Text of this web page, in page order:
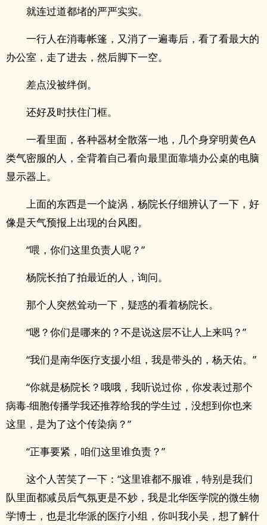
就连过道都堵的严严实实。
一行人在消毒帐篷，又消了一遍毒后，看了看最大的
办公室，走了进去，然后脚下一空。
差点没被绊倒。
还好及时扶住门框。
一看里面，各种器材全散落一地，几个身穿明黄色A
类气密服的人，全背着自己看向最里面靠墙办公桌的电脑
显示器上。
上面的东西是一个旋涡，杨院长仔细辨认了一下，好
像是天气预报上出现的台风图。
“喂，你们这里负责人呢？”
杨院长拍了拍最近的人，询问。
那个人突然耸动一下，疑惑的看着杨院长。
“嗯？你们是哪来的？不是说这层不让人上来吗？”
“我们是南华医疗支援小组，我是带头的，杨天佑。”
“你就是杨院长？哦哦，我听说过你，你发表过那个
病毒-细胞传播学我还推荐给我的学生过，没想到你也来
这里，是为了这个传染病？”
“正事要紧，咱们这里谁负责？”
这个人苦笑了一下：“这里谁都不服谁，特别是我们
队里面都减员后气氛更是不妙，我是北华医学院的微生物
学博士，也是北华派的医疗小组，你叫我小吴，想了解什